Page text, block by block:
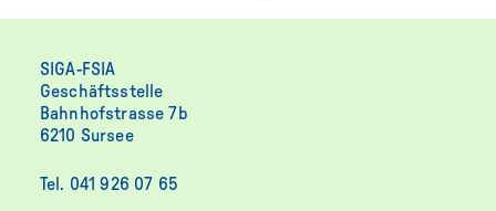
SIGA-FSIA
Geschäftsstelle
Bahnhofstrasse 7b
6210 Sursee
Tel. 041 926 07 65